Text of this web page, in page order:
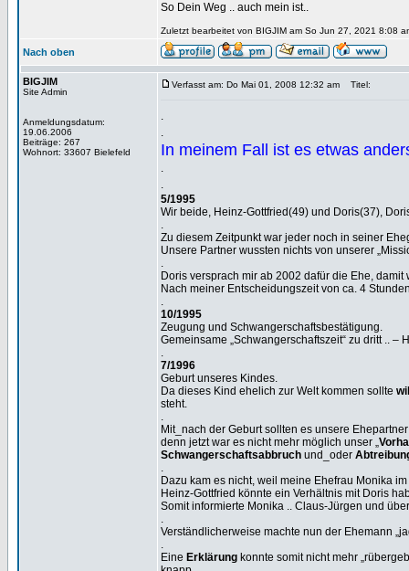
So Dein Weg .. auch mein ist..
Zuletzt bearbeitet von BIGJIM am So Jun 27, 2021 8:08
Nach oben
BIGJIM
Site Admin
Anmeldungsdatum:
19.06.2006
Beiträge: 267
Wohnort: 33607 Bielefeld
Verfasst am: Do Mai 01, 2008 12:32 am Titel:
.
.
In meinem Fall ist es etwas
.
.
5/1995
Wir beide, Heinz-Gottfried(49) und Doris(37),
.
Zu diesem Zeitpunkt war jeder noch in seiner
Unsere Partner wussten nichts von unserer
.
Doris versprach mir ab 2002 dafür die Ehe,
Nach meiner Entscheidungszeit von ca. 4
.
10/1995
Zeugung und Schwangerschaftsbestätigung.
Gemeinsame „Schwangerschaftszeit“ zu dritt ..
.
7/1996
Geburt unseres Kindes.
Da dieses Kind ehelich zur Welt kommen sollte
steht.
.
Mit_nach der Geburt sollten es unsere
denn jetzt war es nicht mehr möglich unser „
Schwangerschaftsabbruch und_oder
.
Dazu kam es nicht, weil meine Ehefrau Monika
Heinz-Gottfried könnte ein Verhältnis mit Doris
Somit informierte Monika .. Claus-Jürgen und
.
Verständlicherweise machte nun der Ehemann
.
Eine Erklärung konnte somit nicht mehr